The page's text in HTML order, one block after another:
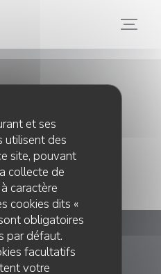
matière de cookies
et ses
utilisent des
site, pouvant
collecte de
caractère
cookies dits «
obligatoires
par défaut.
facultatifs
votre